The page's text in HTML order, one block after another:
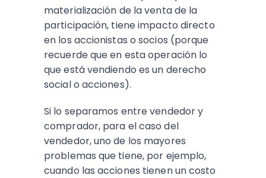
materialización de la venta de la
participación, tiene impacto directo
en los accionistas o socios (porque
recuerde que en esta operación lo
que está vendiendo es un derecho
social o acciones).
Si lo separamos entre vendedor y
comprador, para el caso del
vendedor, uno de los mayores
problemas que tiene, por ejemplo,
cuando las acciones tienen un costo